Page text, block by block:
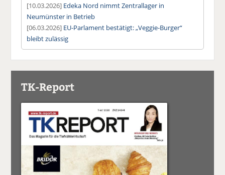
[10.03.2026] Edeka Nord nimmt Zentrallager in
Neumünster in Betrieb
[06.03.2026] EU-Parlament bestätigt: „Veggie-Burger“
bleibt zulässig
TK-Report